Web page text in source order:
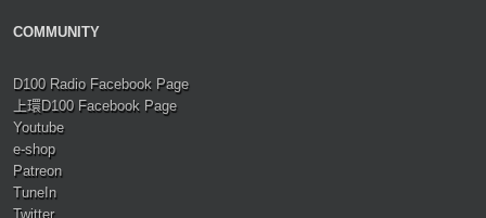
COMMUNITY
D100 Radio Facebook Page
上環D100 Facebook Page
Youtube
e-shop
Patreon
TuneIn
Twitter